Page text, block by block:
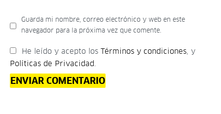
Guarda mi nombre, correo electrónico y web en este
navegador para la próxima vez que comente.
He leído y acepto los Términos y condiciones, y
Políticas de Privacidad.